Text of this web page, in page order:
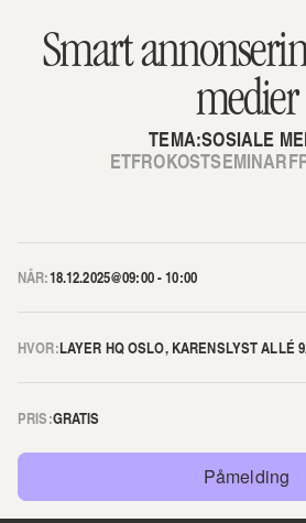
Smart
medier
TEMA:SOSIALE
ETFROKOSTSEMINAR
NÅR:18.12.2025@09:00 - 10:00
HVOR:LAYER HQ OSLO, KARENSLYST ALLÉ
PRIS:GRATIS
Påmelding